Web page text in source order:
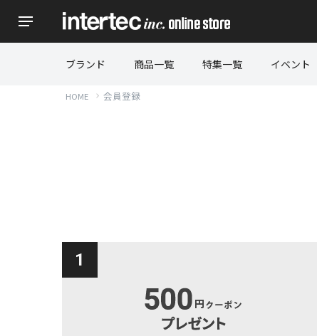
ブランド 商品一覧 特集一覧 イベント
HOME 会員登録
1